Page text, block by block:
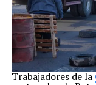
Trabajadores de la